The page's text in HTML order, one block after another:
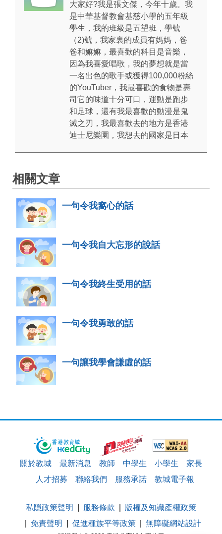
大家好?我是張文傑，今年十歲。我
是中華基督教會基慈小學的五年級
學生，我的班級是五望班，學號
（2)號，我家裏的成員有媽媽，爸
爸和嫲嫲，最喜歡的科目是音樂，
因為我喜愛唱歌，我的夢想就是當
一名出色的歌手或獲得100,000粉絲
的YouTuber，我最喜歡的食物是壽
司它的味道十分可口，運動是跑步
和足球，還有我最喜歡的動漫是鬼
滅之刃，我最喜歡去的地方是香港
迪士尼樂園，我想去的國家是日本
相關文章
一句令我窩心的話
一句令我自大忘形的說話
一句令我終生受用的話
一句令我勇敢的話
一句讓我學會謙虛的話
關於教城 最新消息 教師 中學生 小學生
家長
人才招募
聯絡我們 服務承諾 教城電子報
私隱政策聲明 服務條款
版權及知識產權政策
免責聲明
促進種族平等政策 無障礙網站設計